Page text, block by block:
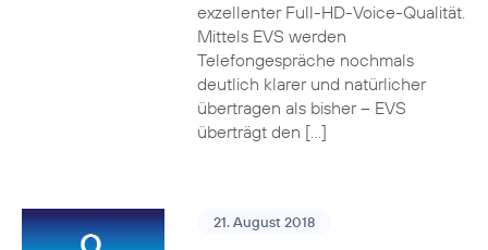
exzellenter Full-HD-Voice-Qualität.
Mittels EVS werden
Telefongespräche nochmals
deutlich klarer und natürlicher
übertragen als bisher – EVS
überträgt den […]
21. August 2018